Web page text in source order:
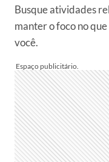
Busque atividades
manter o foco no
você.